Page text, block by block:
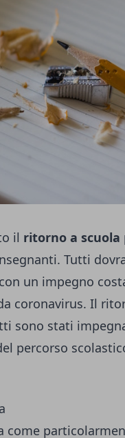
il ritorno a scuola
Tutti
un impegno
coronavirus. Il
sono stati
percorso
come